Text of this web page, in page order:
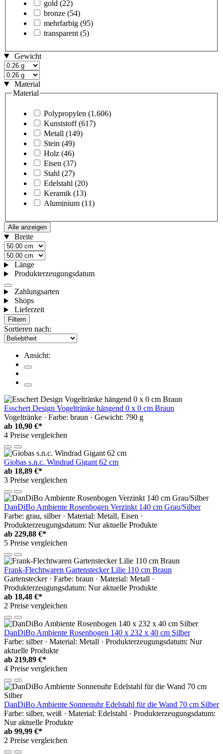
gold (22)
bronze (54)
mehrfarbig (95)
transparent (5)
Gewicht
Material
Material
Polypropylen (1.606)
Kunststoff (617)
Metall (149)
Stein (49)
Holz (46)
Eisen (37)
Stahl (27)
Edelstahl (20)
Keramik (13)
Aluminium (11)
Alle anzeigen
Breite
Länge
Produkterzeugungsdatum
Zahlungsarten
Shops
Lieferzeit
Filtern
Sortieren nach:
Ansicht:
Esschert Design Vogeltränke hängend 0 x 0 cm Braun
Vogeltränke · Farbe: braun · Gewicht: 790 g
ab 10,90 €*
4 Preise vergleichen
Giobas s.n.c. Windrad Gigant 62 cm
ab 18,89 €*
3 Preise vergleichen
DanDiBo Ambiente Rosenbogen Verzinkt 140 cm Grau/Silber
Farbe: grau, silber · Material: Metall, Eisen ·
Produkterzeugungsdatum: Nur aktuelle Produkte
ab 229,88 €*
5 Preise vergleichen
Frank-Flechtwaren Gartenstecker Lilie 110 cm Braun
Gartenstecker · Farbe: braun · Material: Metall ·
Produkterzeugungsdatum: Nur aktuelle Produkte
ab 18,48 €*
2 Preise vergleichen
DanDiBo Ambiente Rosenbogen 140 x 232 x 40 cm Silber
Farbe: silber · Material: Metall · Produkterzeugungsdatum: Nur
aktuelle Produkte
ab 219,89 €*
4 Preise vergleichen
DanDiBo Ambiente Sonnenuhr Edelstahl für die Wand 70 cm Silber
Farbe: silber, weiß · Material: Edelstahl · Produkterzeugungsdatum:
Nur aktuelle Produkte
ab 99,99 €*
2 Preise vergleichen